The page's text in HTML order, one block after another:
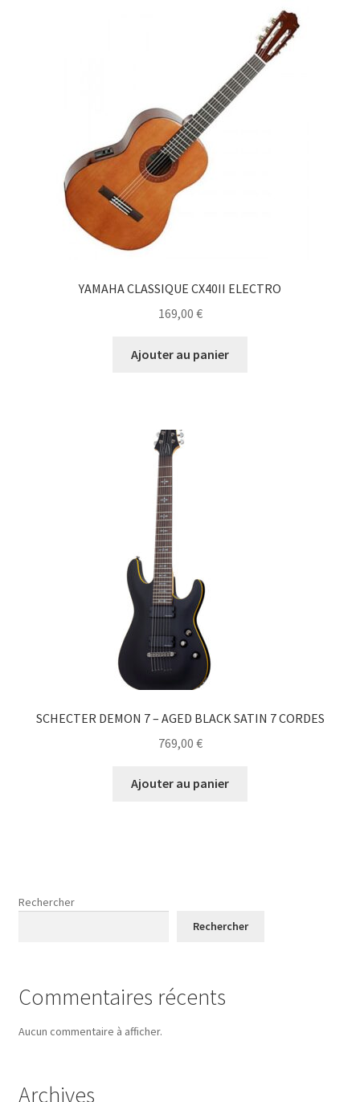
YAMAHA CLASSIQUE CX40II ELECTRO
169,00 €
Ajouter au panier
SCHECTER DEMON 7 – AGED BLACK SATIN 7 CORDES
769,00 €
Ajouter au panier
Rechercher
Rechercher
Commentaires récents
Aucun commentaire à afficher.
Archives